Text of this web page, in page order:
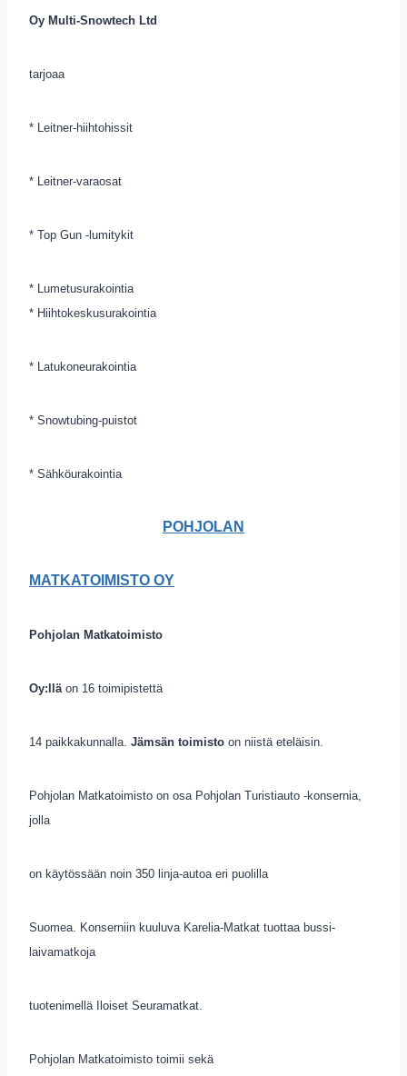
Oy Multi-Snowtech Ltd
tarjoaa
* Leitner-hiihtohissit
* Leitner-varaosat
* Top Gun -lumitykit
* Lumetusurakointia
* Hiihtokeskusurakointia
* Latukoneurakointia
* Snowtubing-puistot
* Sähköurakointia
POHJOLAN
MATKATOIMISTO OY
Pohjolan Matkatoimisto
Oy:llä on 16 toimipistettä
14 paikkakunnalla. Jämsän toimisto on niistä eteläisin.
Pohjolan Matkatoimisto on osa Pohjolan Turistiauto -konsernia,
jolla
on käytössään noin 350 linja-autoa eri puolilla
Suomea. Konserniin kuuluva Karelia-Matkat tuottaa bussi-
laivamatkoja
tuotenimellä Iloiset Seuramatkat.
Pohjolan Matkatoimisto toimii sekä